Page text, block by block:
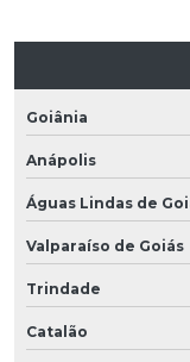
Goiânia
Anápolis
Águas Lindas de
Valparaíso de Goiás
Trindade
Catalão